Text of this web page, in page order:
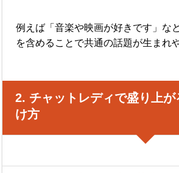
例えば「音楽や映画が好きです」な
を含めることで共通の話題が生まれ
2. チャットレディで盛り上が
け方